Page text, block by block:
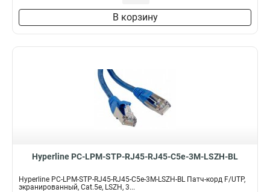
В корзину
Hyperline PC-LPM-STP-RJ45-RJ45-C5e-3M-LSZH-BL
Hyperline PC-LPM-STP-RJ45-RJ45-C5e-3M-LSZH-BL Патч-корд F/UTP,
экранированный, Cat.5е, LSZH, 3...